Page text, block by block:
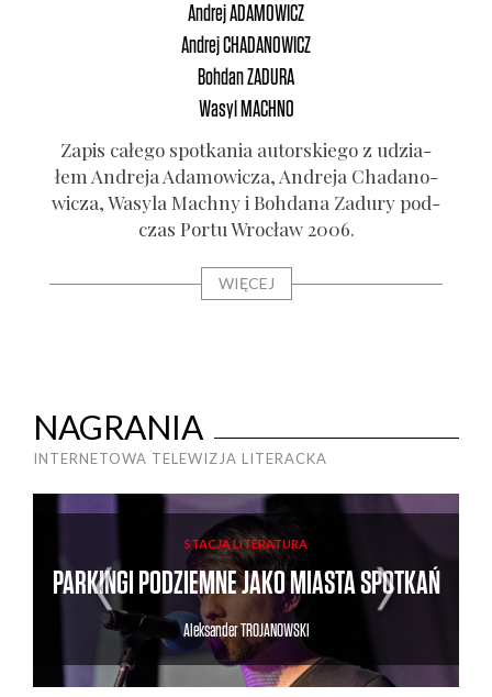
AndrejADAMOWICZ
AndrejCHADANOWICZ
BohdanZADURA
Wasyl MACHNO
Zapis całe­go spo­tka­nia autor­skie­go z udzia­
łem Andre­ja Ada­mo­wi­cza, Andre­ja Cha­da­no­
wi­cza, Wasy­la Mach­ny i Boh­da­na Zadu­ry pod­
czas Por­tu Wro­cław 2006.
WIĘCEJ
NAGRANIA
INTERNETOWA TELEWIZJA LITERACKA
STACJA LITERATURA
PARKINGI PODZIEMNE JAKO MIASTA SPOTKAŃ
AleksanderTROJANOWSKI